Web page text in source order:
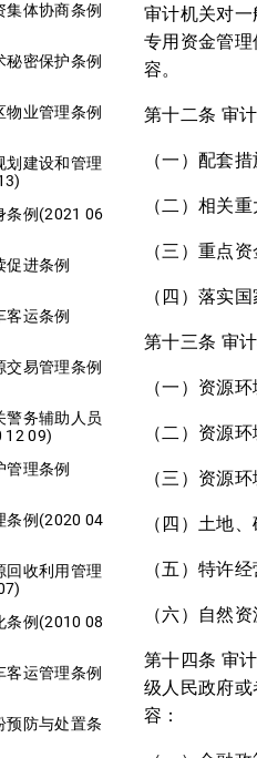
集体协商条例
秘密保护条例
物业管理条例
划建设和管理
条例(2021 06
促进条例
客运条例
交易管理条例
警务辅助人员
12 09)
管理条例
条例(2020 04
回收利用管理
条例(2010 08
客运管理条例
预防与处置条
审计机关对
专用资金管
容。
第十二条 审
（一）配套
（二）相关
（三）重点
（四）落实
第十三条 审
（一）资源
（二）资源
（三）资源
（四）土地
（五）特许
（六）自然
第十四条 审
级人民政府
容：